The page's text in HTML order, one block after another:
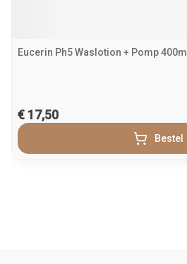
Eucerin Ph5 Waslotion + Pomp 400ml
€ 17,50
Bestel